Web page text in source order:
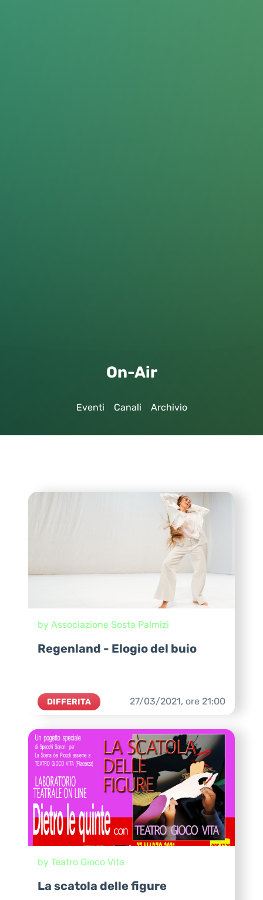
On-Air
Eventi Canali Archivio
by Associazione Sosta Palmizi
Regenland - Elogio del buio
DIFFERITA 27/03/2021, ore 21:00
by Teatro Gioco Vita
La scatola delle figure